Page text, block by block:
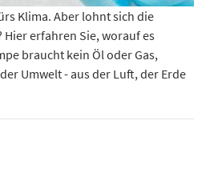
Klima. Aber lohnt sich die
erfahren Sie, worauf es
braucht kein Öl oder Gas,
Umwelt - aus der Luft, der Erde